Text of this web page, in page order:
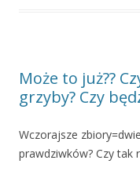
Może to już??
grzyby? Czy
Wczorajsze
prawdziwków? Czy tak